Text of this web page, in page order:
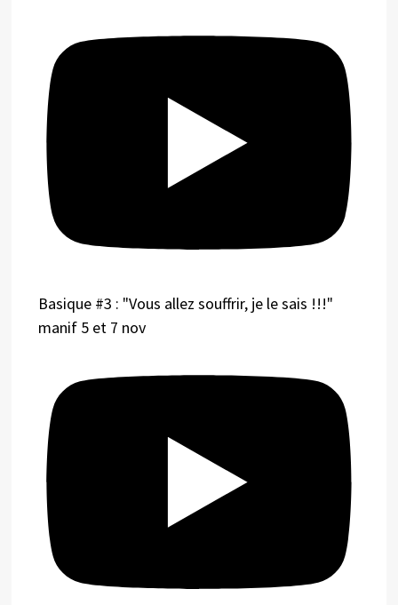
Basique #3 : "Vous allez souffrir, je le sais !!!"
manif 5 et 7 nov